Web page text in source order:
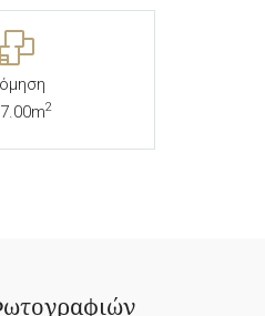
2